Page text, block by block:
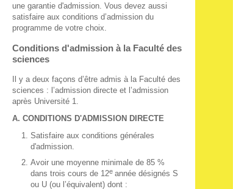
une garantie d'admission. Vous devez aussi
satisfaire aux conditions d’admission du
programme de votre choix.
Conditions d'admission à la Faculté des
sciences
Il y a deux façons d’être admis à la Faculté des
sciences : l’admission directe et l’admission
après Université 1.
A. CONDITIONS D'ADMISSION DIRECTE
Satisfaire aux conditions générales
d'admission.
Avoir une moyenne minimale de 85 %
dans trois cours de 12e année désignés S
ou U (ou l’équivalent) dont :